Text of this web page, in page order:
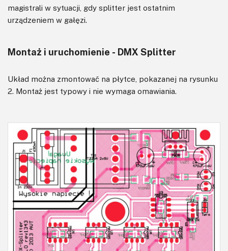
magistrali w sytuacji, gdy splitter jest ostatnim
urządzeniem w gałęzi.
Montaż i uruchomienie - DMX Splitter
Układ można zmontować na płytce, pokazanej na rysunku
2. Montaż jest typowy i nie wymaga omawiania.